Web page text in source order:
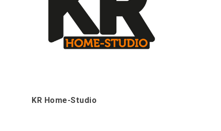
KR Home-Studio